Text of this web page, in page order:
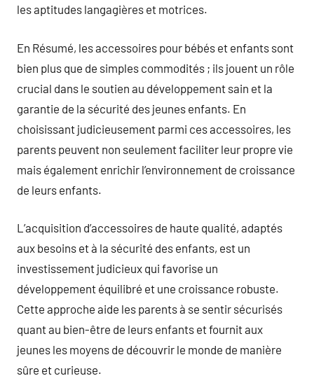
les aptitudes langagières et motrices.
En Résumé, les accessoires pour bébés et enfants sont
bien plus que de simples commodités ; ils jouent un rôle
crucial dans le soutien au développement sain et la
garantie de la sécurité des jeunes enfants. En
choisissant judicieusement parmi ces accessoires, les
parents peuvent non seulement faciliter leur propre vie
mais également enrichir l’environnement de croissance
de leurs enfants.
L’acquisition d’accessoires de haute qualité, adaptés
aux besoins et à la sécurité des enfants, est un
investissement judicieux qui favorise un
développement équilibré et une croissance robuste.
Cette approche aide les parents à se sentir sécurisés
quant au bien-être de leurs enfants et fournit aux
jeunes les moyens de découvrir le monde de manière
sûre et curieuse.